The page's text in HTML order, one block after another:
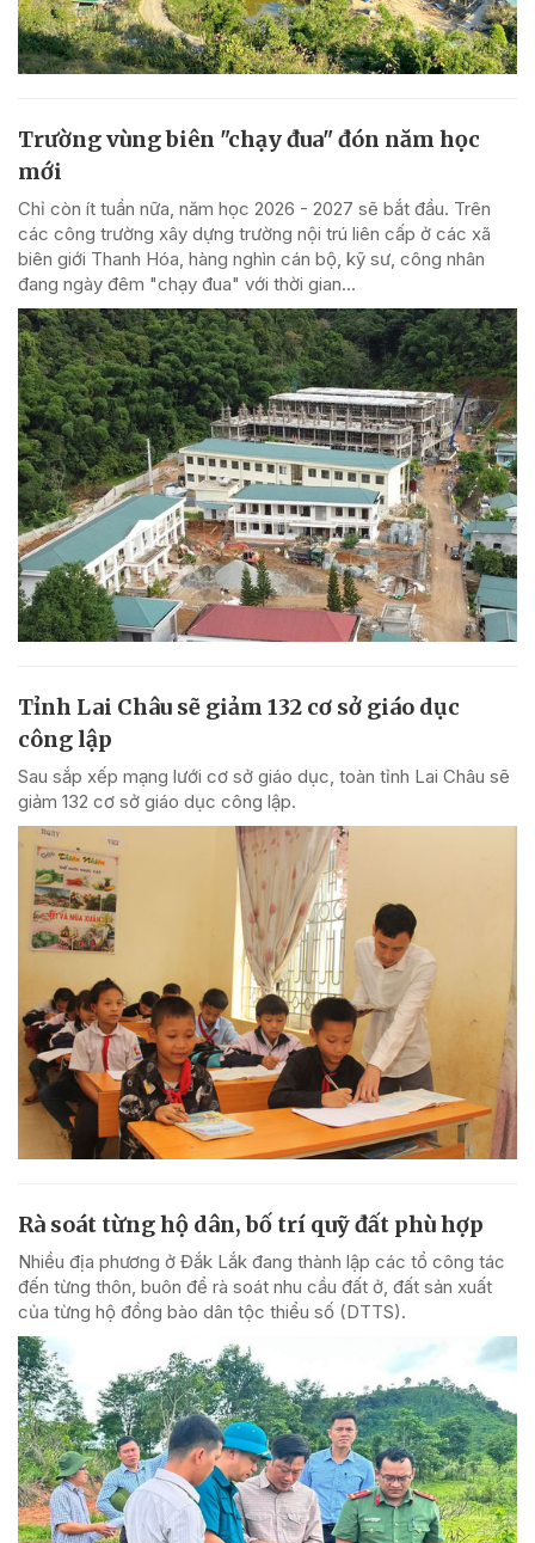
Trường vùng biên "chạy đua" đón năm học
mới
Chỉ còn ít tuần nữa, năm học 2026 - 2027 sẽ bắt đầu. Trên
các công trường xây dựng trường nội trú liên cấp ở các xã
biên giới Thanh Hóa, hàng nghìn cán bộ, kỹ sư, công nhân
đang ngày đêm "chạy đua" với thời gian...
Tỉnh Lai Châu sẽ giảm 132 cơ sở giáo dục
công lập
Sau sắp xếp mạng lưới cơ sở giáo dục, toàn tỉnh Lai Châu sẽ
giảm 132 cơ sở giáo dục công lập.
Rà soát từng hộ dân, bố trí quỹ đất phù hợp
Nhiều địa phương ở Đắk Lắk đang thành lập các tổ công tác
đến từng thôn, buôn để rà soát nhu cầu đất ở, đất sản xuất
của từng hộ đồng bào dân tộc thiểu số (DTTS).